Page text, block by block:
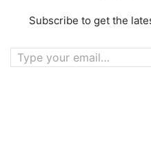
Subscribe to get the
Type your email…